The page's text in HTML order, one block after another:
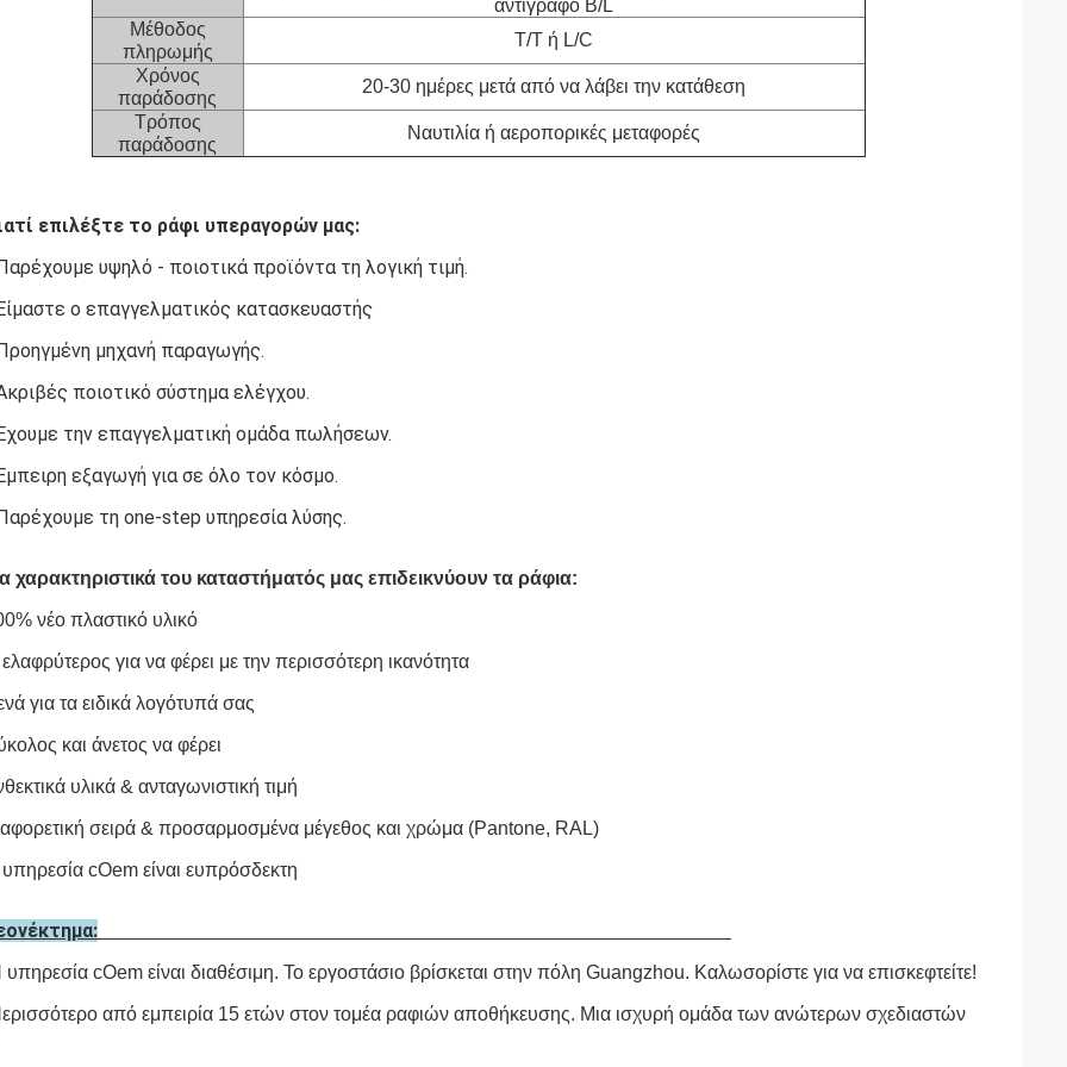
αντίγραφο B/L
Μέθοδος
πληρωμής
T/T ή L/C
Χρόνος
παράδοσης
20-30 ημέρες μετά από να λάβει την κατάθεση
Τρόπος
παράδοσης
Ναυτιλία ή αεροπορικές μεταφορές
επιλέξτε το ράφι υπεραγορών μας:
υψηλό - ποιοτικά προϊόντα τη λογική τιμή.
ο επαγγελματικός κατασκευαστής
μηχανή παραγωγής.
ποιοτικό σύστημα ελέγχου.
την επαγγελματική ομάδα πωλήσεων.
εξαγωγή για σε όλο τον κόσμο.
τη one-step υπηρεσία λύσης.
χαρακτηριστικά του καταστήματός μας επιδεικνύουν τα ράφια:
νέο πλαστικό υλικό
για να φέρει με την περισσότερη ικανότητα
για τα ειδικά λογότυπά σας
και άνετος να φέρει
υλικά & ανταγωνιστική τιμή
σειρά & προσαρμοσμένα μέγεθος και χρώμα (Pantone, RAL)
cOem είναι ευπρόσδεκτη
υπηρεσία cOem είναι διαθέσιμη. Το εργοστάσιο βρίσκεται στην πόλη Guangzhou. Καλωσορίστε για να επισκεφτείτε!
από εμπειρία 15 ετών στον τομέα ραφιών αποθήκευσης. Μια ισχυρή ομάδα των ανώτερων σχεδιαστών